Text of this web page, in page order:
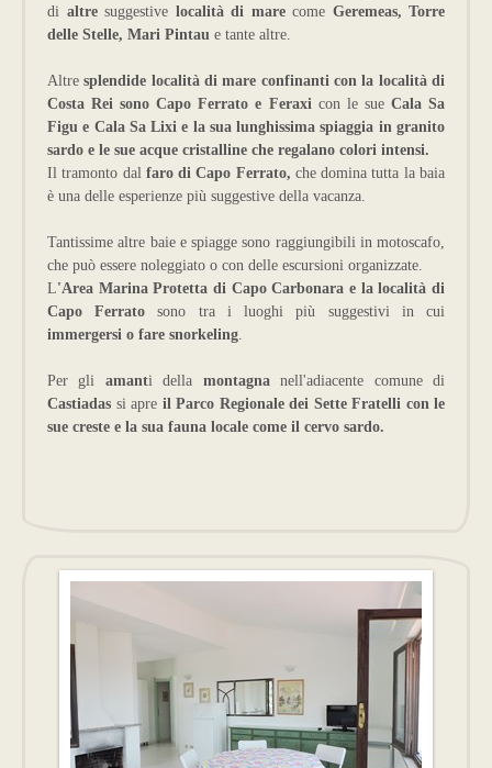
di altresuggestive località di mare come Geremeas, Torre
delle Stelle, Mari Pintau e tante altre.
Altresplendide località di mare confinanti con la località di
Costa Rei sono Capo Ferrato e Feraxicon le sue Cala Sa
Figu e Cala Sa Lixi e la sua lunghissima spiaggia in granito
sardo e le sue acque cristalline che regalano colori intensi.
Il tramonto dalfaro di Capo Ferrato, che domina tutta la baia
è una delle esperienze più suggestive della vacanza.
Tantissime altre baie e spiagge sono raggiungibili in motoscafo,
che può essere noleggiato o con delle escursioni organizzate.
L'Area Marina Protetta di Capo Carbonara e la località di
Capo Ferrato sono tra i luoghi più suggestivi in cui
immergersi o fare snorkeling.
Per gli amanti della montagnanell'adiacente comune di
Castiadas si apre il Parco Regionale dei Sette Fratelli con le
sue creste e la sua fauna locale come il cervo sardo.